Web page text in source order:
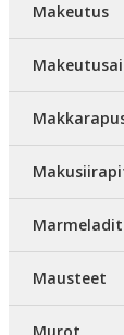
Makeutus
Marmeladit
Mausteet